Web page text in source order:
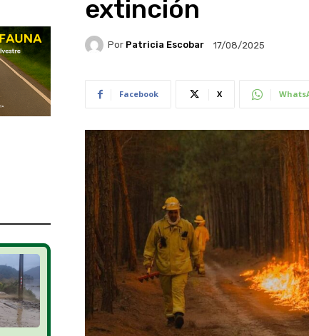
extinción
Por Patricia Escobar 17/08/2025
Facebook X